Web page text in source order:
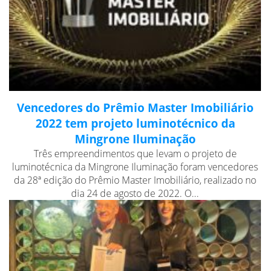
Vencedores do Prêmio Master Imobiliário
2022 tem projeto luminotécnico da
Mingrone Iluminação
Três empreendimentos que levam o projeto de
luminotécnica da Mingrone Iluminação foram vencedores
da 28ª edição do Prêmio Master Imobiliário, realizado no
dia 24 de agosto de 2022. O...